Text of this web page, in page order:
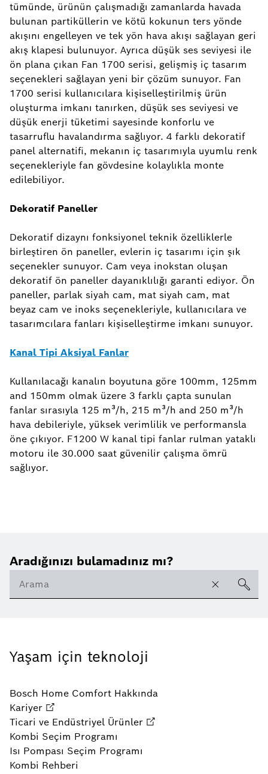
tümünde, ürünün çalışmadığı zamanlarda havada
bulunan partiküllerin ve kötü kokunun ters yönde
akışını engelleyen ve tek yön hava akışı sağlayan geri
akış klapesi bulunuyor. Ayrıca düşük ses seviyesi ile
ön plana çıkan Fan 1700 serisi, gelişmiş iç tasarım
seçenekleri sağlayan yeni bir çözüm sunuyor. Fan
1700 serisi kullanıcılara kişiselleştirilmiş ürün
oluşturma imkanı tanırken, düşük ses seviyesi ve
düşük enerji tüketimi sayesinde konforlu ve
tasarruflu havalandırma sağlıyor. 4 farklı dekoratif
panel alternatifi, mekanın iç tasarımıyla uyumlu renk
seçenekleriyle fan gövdesine kolaylıkla monte
edilebiliyor.
Dekoratif Paneller
Dekoratif dizaynı fonksiyonel teknik özelliklerle
birleştiren ön paneller, evlerin iç tasarımı için şık
seçenekler sunuyor. Cam veya inokstan oluşan
dekoratif ön paneller dayanıklılığı garanti ediyor. Ön
paneller, parlak siyah cam, mat siyah cam, mat
beyaz cam ve inoks seçenekleriyle, kullanıcılara ve
tasarımcılara fanları kişiselleştirme imkanı sunuyor.
Kanal Tipi Aksiyal Fanlar
Kullanılacağı kanalın boyutuna göre 100mm, 125mm
and 150mm olmak üzere 3 farklı çapta sunulan
fanlar sırasıyla 125 m³/h, 215 m³/h and 250 m³/h
hava debileriyle, yüksek verimlilik ve performansla
öne çıkıyor. F1200 W kanal tipi fanlar rulman yataklı
motoru ile 30.000 saat güvenilir çalışma ömrü
sağlıyor.
Aradığınızı bulamadınız mı?
Yaşam için teknoloji
Bosch Home Comfort Hakkında
Kariyer
Ticari ve Endüstriyel Ürünler
Kombi Seçim Programı
Isı Pompası Seçim Programı
Kombi Rehberi